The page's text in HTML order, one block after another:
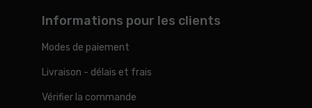
Informations pour les clients
Modes de paiement
Livraison - délais et frais
Vérifier la commande